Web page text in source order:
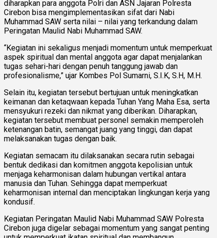
diharapkan para anggota Polri dan ASN Jajaran Polresta
Cirebon bisa mengimplementasikan sifat dari Nabi
Muhammad SAW serta nilai – nilai yang terkandung dalam
Peringatan Maulid Nabi Muhammad SAW.
“Kegiatan ini sekaligus menjadi momentum untuk memperkuat
aspek spiritual dan mental anggota agar dapat menjalankan
tugas sehari-hari dengan penuh tanggung jawab dan
profesionalisme,” ujar Kombes Pol Sumarni, S.I.K, S.H, M.H.
Selain itu, kegiatan tersebut bertujuan untuk meningkatkan
keimanan dan ketaqwaan kepada Tuhan Yang Maha Esa, serta
mensyukuri rezeki dan nikmat yang diberikan. Diharapkan,
kegiatan tersebut membuat personel semakin memperoleh
ketenangan batin, semangat juang yang tinggi, dan dapat
melaksanakan tugas dengan baik.
Kegiatan semacam itu dilaksanakan secara rutin sebagai
bentuk dedikasi dan komitmen anggota kepolisian untuk
menjaga keharmonisan dalam hubungan vertikal antara
manusia dan Tuhan. Sehingga dapat memperkuat
keharmonisan internal dan menciptakan lingkungan kerja yang
kondusif.
Kegiatan Peringatan Maulid Nabi Muhammad SAW Polresta
Cirebon juga digelar sebagai momentum yang sangat penting